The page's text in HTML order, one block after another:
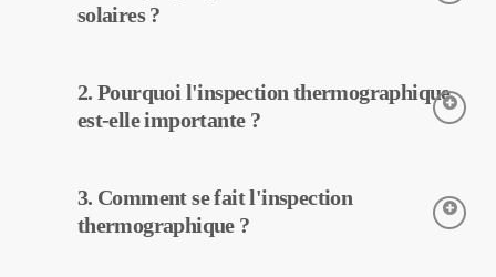
solaires ?
détecter les températures des équipements dans les centrales
solaires. Grâce à cette inspection, les pannes potentielles peuvent
2. Pourquoi l'inspection thermographique
est-elle importante ?
équipements dans les centrales solaires. Avec la détection
précoce des pannes et l’entretien préventif, les coûts
3. Comment se fait l'inspection
thermographique ?